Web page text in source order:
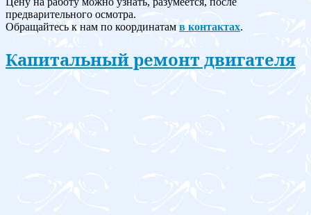
предварительного осмотра.
Обращайтесь к нам по координатам в контактах.
Капитальный ремонт двигателя